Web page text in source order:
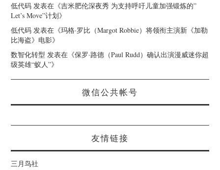
低代码 发表在《吉米肥伦深夜秀 为支持呼吁儿童加强锻炼的”
Let’s Move”计划》
低代码 发表在《玛格·罗比（Margot Robbie）将领衔主演新《加勒
比海盗》电影》
数智化转型 发表在《保罗·路德（Paul Rudd）确认出演漫威迷你超
级英雄“蚁人”》
微信公共帐号
友情链接
三月鸟社